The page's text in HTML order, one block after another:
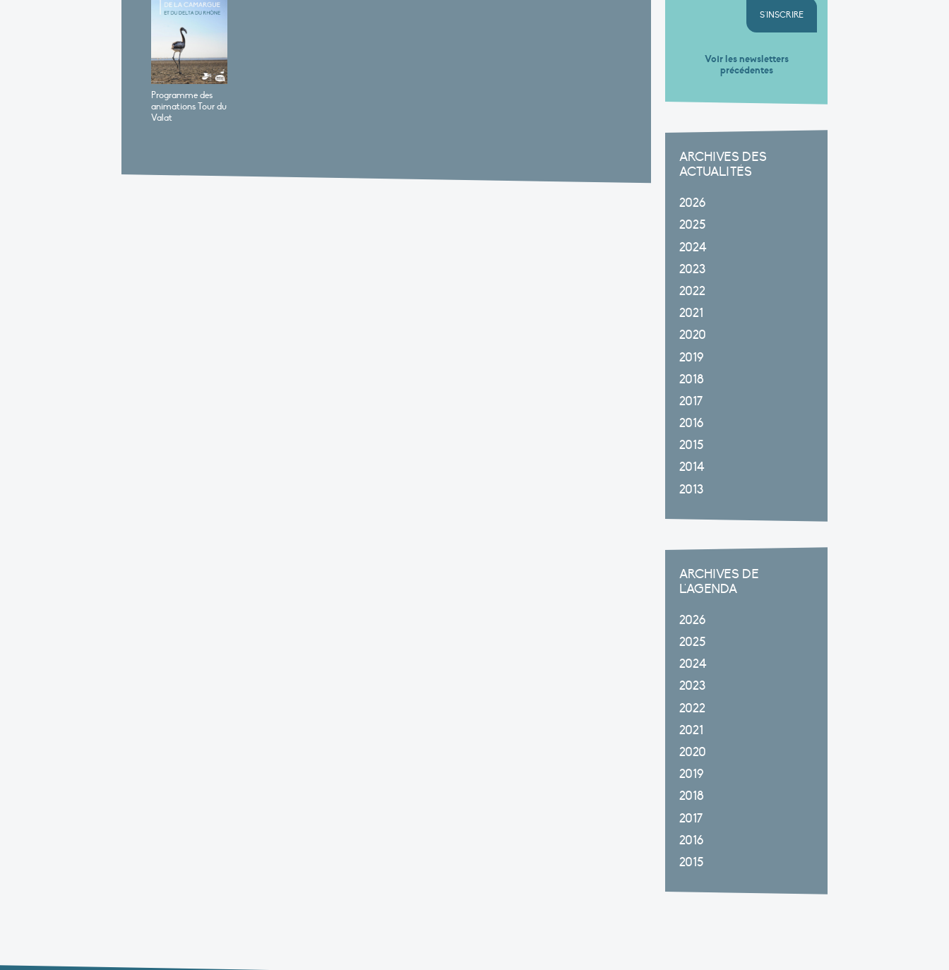
Programme des
animations Tour du
Valat
S'INSCRIRE
Voir les newsletters
précédentes
ARCHIVES DES
ACTUALITÉS
2026
2025
2024
2023
2022
2021
2020
2019
2018
2017
2016
2015
2014
2013
ARCHIVES DE
L'AGENDA
2026
2025
2024
2023
2022
2021
2020
2019
2018
2017
2016
2015